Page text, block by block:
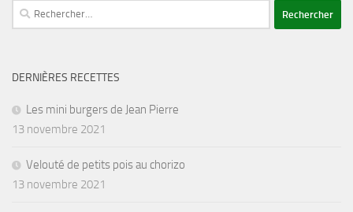
Rechercher :
DERNIÈRES RECETTES
Les mini burgers de Jean Pierre
13 novembre 2021
Velouté de petits pois au chorizo
13 novembre 2021